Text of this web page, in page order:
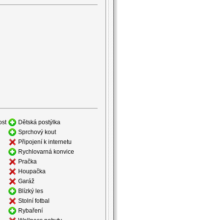
Dětská postýlka
Sprchový kout
Připojení k internetu
Rychlovarná konvice
Pračka
Houpačka
Garáž
Blízký les
Stolní fotbal
Rybaření